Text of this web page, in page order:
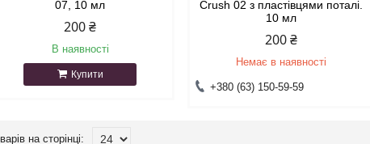
07, 10 мл
200 ₴
В наявності
Купити
Crush 02 з пластівцями поталі.
10 мл
200 ₴
Немає в наявності
+380 (63) 150-59-59